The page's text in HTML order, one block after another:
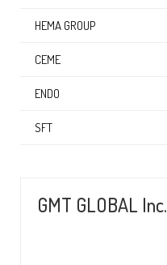
HEMA GROUP
CEME
ENDO
SFT
GMT GLOBAL Inc.